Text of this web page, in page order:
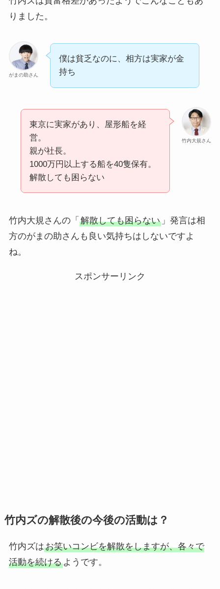
りました。
がまの助さん
僕は貧乏なのに、相方は実家が金
持ち
竹内大規さん
東京に実家があり、屋形船を経
営。
親が社長。
1000万円以上する船を40隻保有。
解散しても困らない
竹内大規さんの「 解散しても困らない」発言は相
方のがまの助さんも良い気持ちはしないですよ
ね。
スポンサーリンク
竹内ズの解散後の今後の活動は？
竹内ズはお笑いコンビを解散をしますが、各々で
活動を続けるようです。